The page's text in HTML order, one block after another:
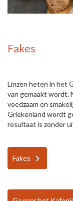
Fakes
Linzen heten in het
van gemaakt wordt.
voedzaam en
Griekenland wordt
resultaat is zonder
Fakes